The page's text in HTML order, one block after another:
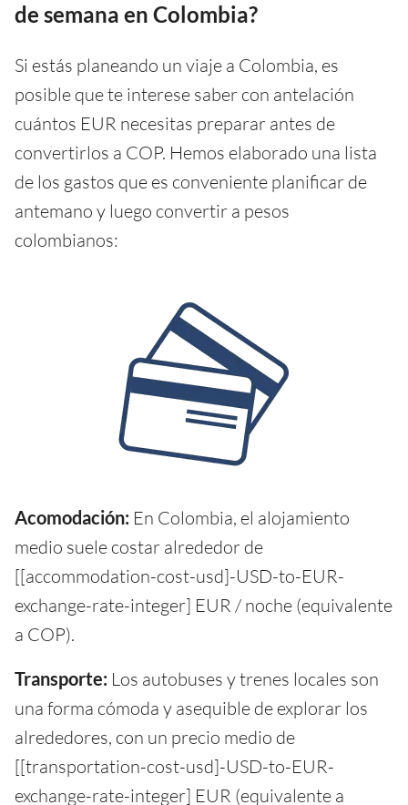
de semana en Colombia?
Si estás planeando un viaje a Colombia, es
posible que te interese saber con antelación
cuántos EUR necesitas preparar antes de
convertirlos a COP. Hemos elaborado una lista
de los gastos que es conveniente planificar de
antemano y luego convertir a pesos
colombianos:
Acomodación: En Colombia, el alojamiento
medio suele costar alrededor de
[[accommodation-cost-usd]-USD-to-EUR-
exchange-rate-integer] EUR / noche (equivalente
a COP).
Transporte: Los autobuses y trenes locales son
una forma cómoda y asequible de explorar los
alrededores, con un precio medio de
[[transportation-cost-usd]-USD-to-EUR-
exchange-rate-integer] EUR (equivalente a